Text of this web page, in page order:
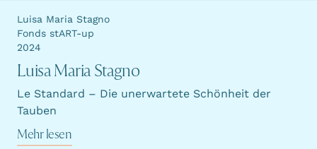
Luisa Maria Stagno
Le Standard – Die unerwartete Schönheit der
Tauben
Luisa Maria Stagno
Fonds stART-up
2024
Mehr lesen